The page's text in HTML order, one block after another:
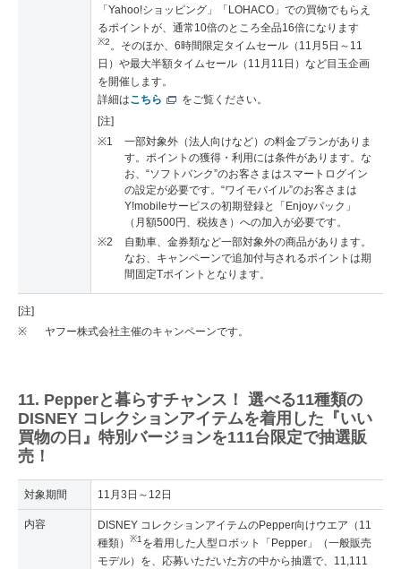
「Yahoo!ショッピング」「LOHACO」での買物でもらえ
るポイントが、通常10倍のところ全品16倍になります
※2。そのほか、6時間限定タイムセール（11月5日～11
日）や最大半額タイムセール（11月11日）など目玉企画
を開催します。
詳細はこちら
をご覧ください。
[注]
※1
一部対象外（法人向けなど）の料金プランがありま
す。ポイントの獲得・利用には条件があります。な
お、“ソフトバンク”のお客さまはスマートログイン
の設定が必要です。“ワイモバイル”のお客さまは
Y!mobileサービスの初期登録と「Enjoyパック」
（月額500円、税抜き）への加入が必要です。
※2
自動車、金券類など一部対象外の商品があります。
なお、キャンペーンで追加付与されるポイントは期
間固定Tポイントとなります。
[注]
※
ヤフー株式会社主催のキャンペーンです。
11. Pepperと暮らすチャンス！ 選べる11種類の
DISNEY コレクションアイテムを着用した『いい
買物の日』特別バージョンを111台限定で抽選販
売！
対象期間 11月3日～12日
内容
DISNEY コレクションアイテムのPepper向けウエア（11
種類）
※1 を着用した人型ロボット「Pepper」（一般販売
モデル）を、応募いただいた方の中から抽選で、11,111